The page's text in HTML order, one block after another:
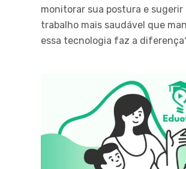
monitorar sua postura e
trabalho mais saudável que
essa tecnologia faz a